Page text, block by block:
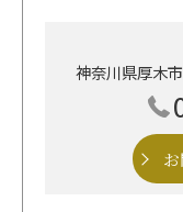
神奈川県厚木